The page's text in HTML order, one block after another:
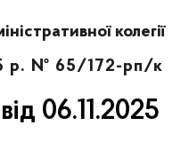
колегії
р. № 65/172-рп/к
06.11.2025